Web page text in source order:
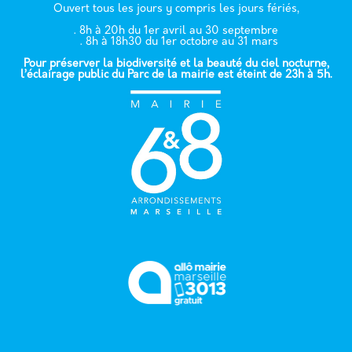
Ouvert tous les jours y compris les jours fériés,
. 8h à 20h du 1er avril au 30 septembre
. 8h à 18h30 du 1er octobre au 31 mars
Pour préserver la biodiversité et la beauté du ciel nocturne,
l’éclairage public du Parc de la mairie est éteint de 23h à 5h.